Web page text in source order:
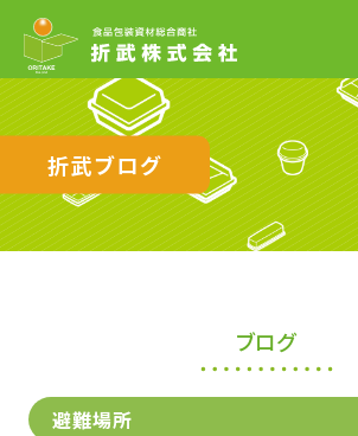
折武ブログ
ブログ
避難場所